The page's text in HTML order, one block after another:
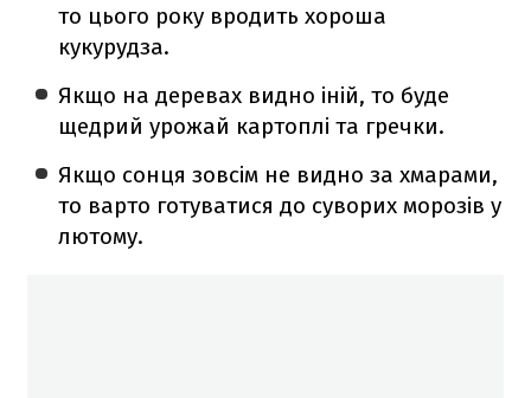
то цього року вродить хороша
кукурудза.
Якщо на деревах видно іній, то буде
щедрий урожай картоплі та гречки.
Якщо сонця зовсім не видно за хмарами,
то варто готуватися до суворих морозів у
лютому.